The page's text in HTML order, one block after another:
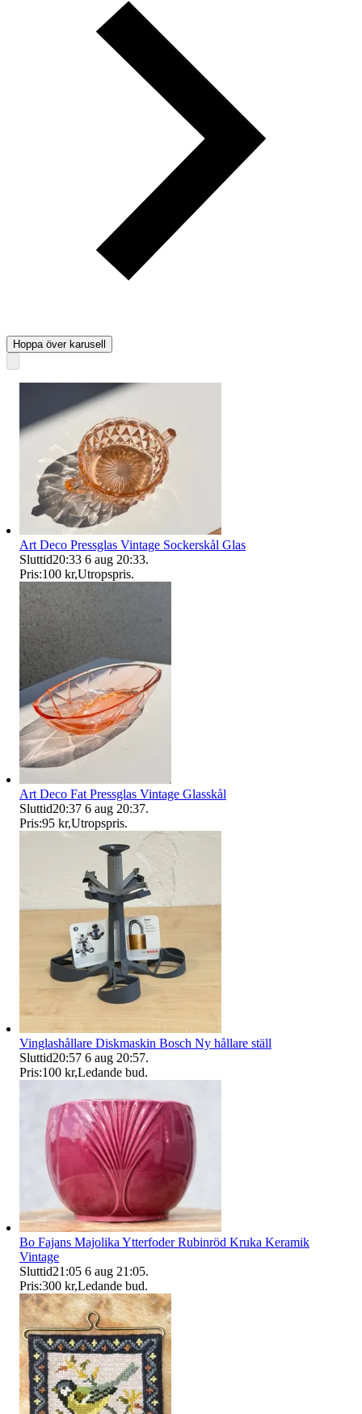
Hoppa över karusell
Art Deco Pressglas Vintage Sockerskål Glas
Sluttid20:33 6 aug 20:33.
Pris:100 kr,Utropspris.
Art Deco Fat Pressglas Vintage Glasskål
Sluttid20:37 6 aug 20:37.
Pris:95 kr,Utropspris.
Vinglashållare Diskmaskin Bosch Ny hållare ställ
Sluttid20:57 6 aug 20:57.
Pris:100 kr,Ledande bud.
Bo Fajans Majolika Ytterfoder Rubinröd Kruka Keramik
Vintage
Sluttid21:05 6 aug 21:05.
Pris:300 kr,Ledande bud.